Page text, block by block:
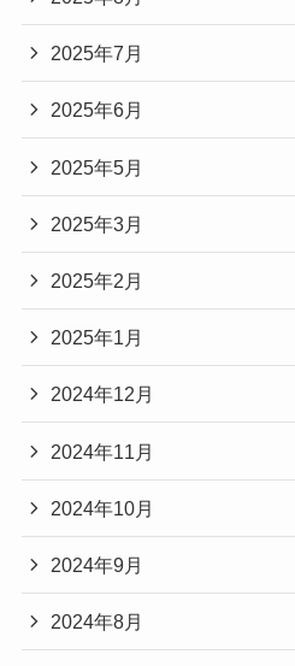
2025年7月
2025年6月
2025年5月
2025年3月
2025年2月
2025年1月
2024年12月
2024年11月
2024年10月
2024年9月
2024年8月